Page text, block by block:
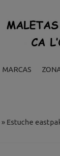
MARCAS
» Estuche